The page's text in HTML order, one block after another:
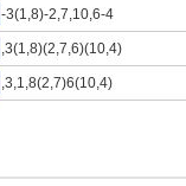
-3(1,8)-2,7,10,6-4
,3(1,8)(2,7,6)(10,4)
,3,1,8(2,7)6(10,4)